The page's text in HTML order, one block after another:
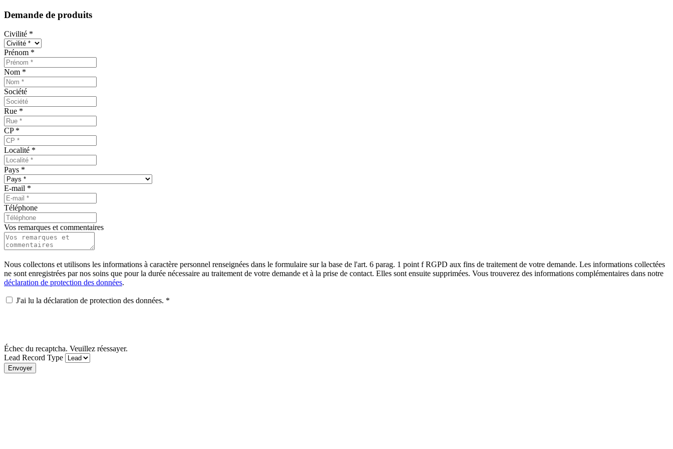
Demande de produits
Civilité *
Prénom *
Nom *
Société
Rue *
CP *
Localité *
Pays *
E-mail *
Téléphone
Vos remarques et commentaires
Nous collectons et utilisons les informations à caractère personnel renseignées dans le formulaire sur la base de l'art. 6 parag. 1 point f RGPD aux fins de traitement de votre demande. Les informations collectées
ne sont enregistrées par nos soins que pour la durée nécessaire au traitement de votre demande et à la prise de contact. Elles sont ensuite supprimées. Vous trouverez des informations complémentaires dans notre
déclaration de protection des données.
J'ai lu la déclaration de protection des données. *
Échec du recaptcha. Veuillez réessayer.
Lead Record Type
Envoyer